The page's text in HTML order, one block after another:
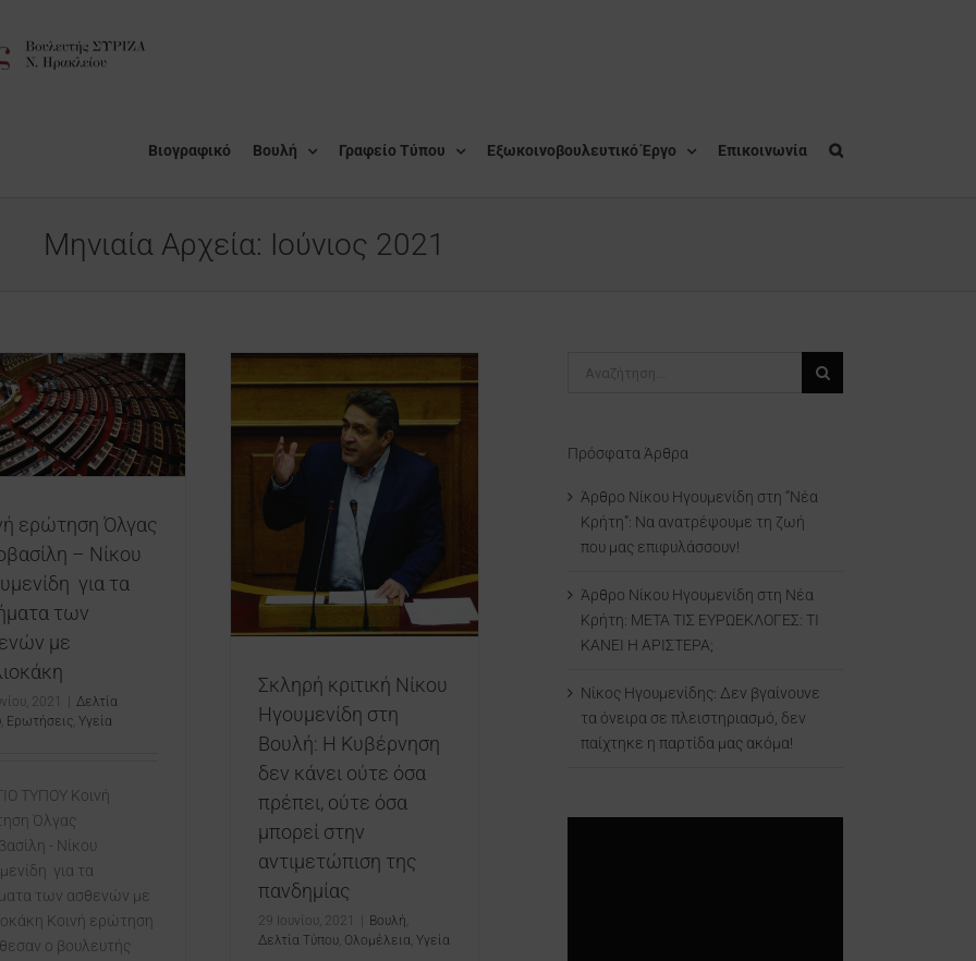
Βιογραφικό Βουλή Γραφείο Τύπου Εξωκοινοβουλευτικό Έργο Επικοινωνία
Μηνιαία Αρχεία: Ιούνιος 2021
ερώτηση Όλγας
– Νίκου
για τα
των
με
2021
Δελτία
Ερωτήσεις Υγεία
ΤΥΠΟΥ Κοινή
Όλγας
- Νίκου
για τα
των ασθενών με
Κοινή ερώτηση
ο βουλευτής
Σκληρή κριτική Νίκου
Ηγουμενίδη στη Βουλή: Η
στην αντιμετώπιση της
πανδημίας
Βουλή Δελτία Τύπου
Σκληρή κριτική Νίκου
Ηγουμενίδη στη
Βουλή: Η Κυβέρνηση
δεν κάνει ούτε όσα
πρέπει, ούτε όσα
μπορεί στην
αντιμετώπιση της
πανδημίας
29 Ιουνίου, 2021 Βουλή
Δελτία Τύπου Ολομέλεια Υγεία
Πρόσφατα Άρθρα
Άρθρο Νίκου Ηγουμενίδη στη “Νέα
Κρήτη”: Να ανατρέψουμε τη ζωή
που μας επιφυλάσσουν!
Άρθρο Νίκου Ηγουμενίδη στη Νέα
Κρήτη: ΜΕΤΑ ΤΙΣ ΕΥΡΩΕΚΛΟΓΕΣ: ΤΙ
ΚΑΝΕΙ Η ΑΡΙΣΤΕΡΑ;
Νίκος Ηγουμενίδης: Δεν βγαίνουνε
τα όνειρα σε πλειστηριασμό, δεν
παίχτηκε η παρτίδα μας ακόμα!